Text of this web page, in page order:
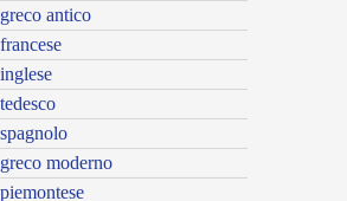
antico
moderno